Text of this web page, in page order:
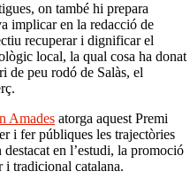
on també hi prepara
implicar en la redacció de
recuperar i dignificar el
local, la qual cosa ha donat
de peu rodó de Salàs, el
Amades atorga aquest Premi
i fer públiques les trajectòries
en l’estudi, la promoció
tradicional catalana.